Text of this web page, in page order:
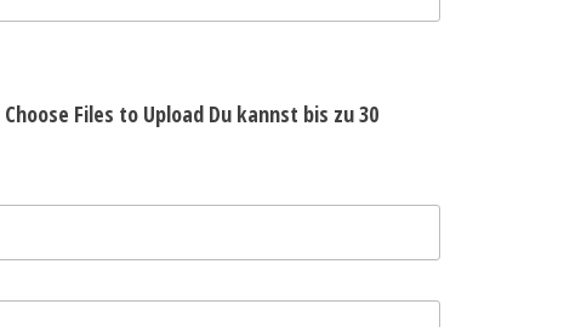
Choose Files to Upload Du kannst bis zu 30